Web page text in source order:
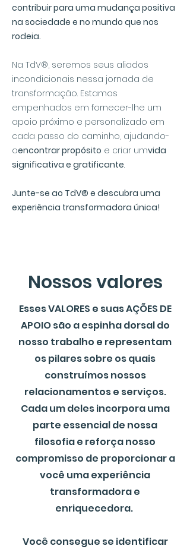
contribuir para uma mudança positiva
na sociedade e no mundo que nos
rodeia.
Na TdV®, seremos seus aliados
incondicionais nessa jornada de
transformação. Estamos
empenhados em fornecer-lhe um
apoio próximo e personalizado em
cada passo do caminho, ajudando-
oencontrar propósito e criar umvida
significativa e gratificante.
Junte-se ao TdV® e descubra uma
experiência transformadora única!
Nossos valores
Esses VALORES e suas AÇÕES DE
APOIO são a espinha dorsal do
nosso trabalho e representam
os pilares sobre os quais
construímos nossos
relacionamentos e serviços.
Cada um deles incorpora uma
parte essencial de nossa
filosofia e reforça nosso
compromisso de proporcionar a
você uma experiência
transformadora e
enriquecedora.
Você consegue se identificar